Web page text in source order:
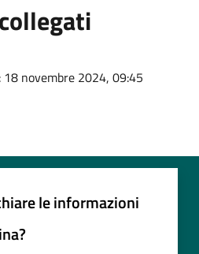
: 18 novembre 2024, 09:45
le informazioni